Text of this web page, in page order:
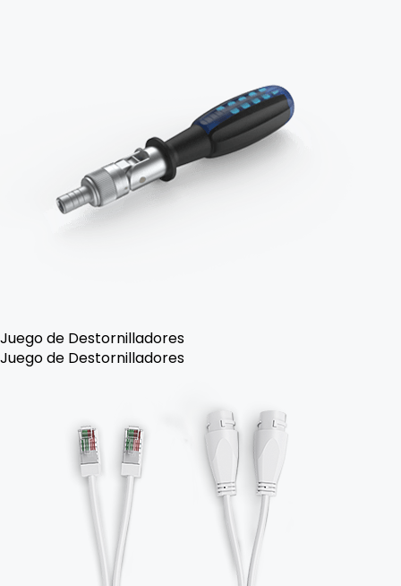
Juego de Destornilladores
Juego de Destornilladores